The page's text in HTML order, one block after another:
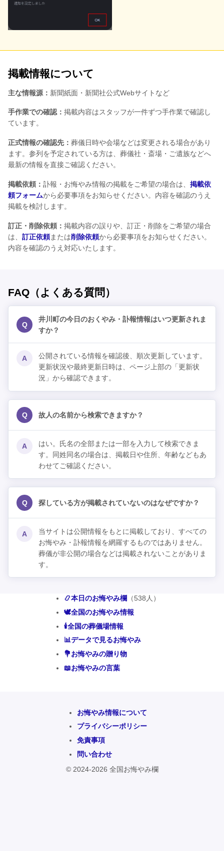
掲載情報について
主な情報源： 新聞紙面・新聞社公式Webサイトなど
手作業での確認： 掲載内容はスタッフが一件ずつ手作業で確認し
ています。
正式情報の確認先： 葬儀日時や会場などは変更される場合があり
ます。参列を予定されている方は、葬儀社・斎場・ご遺族などへ
最新の情報を直接ご確認ください。
掲載依頼： 訃報・お悔やみ情報の掲載をご希望の場合は、 掲載依
頼フォームから必要事項をお知らせください。内容を確認のうえ
掲載を検討します。
訂正・削除依頼： 掲載内容の誤りや、訂正・削除をご希望の場合
は、 訂正依頼または削除依頼から必要事項をお知らせください。
内容を確認のうえ対応いたします。
FAQ（よくある質問）
Q
井川町の今日のおくやみ・訃報情報はいつ更新されま
すか？
A
公開されている情報を確認後、順次更新しています。
更新状況や最終更新日時は、ページ上部の「更新状
況」から確認できます。
Q 故人の名前から検索できますか？
A
はい。氏名の全部または一部を入力して検索できま
す。同姓同名の場合は、掲載日や住所、年齢などもあ
わせてご確認ください。
Q 探している方が掲載されていないのはなぜですか？
A
当サイトは公開情報をもとに掲載しており、すべての
お悔やみ・訃報情報を網羅するものではありません。
葬儀が非公開の場合などは掲載されないことがありま
す。
📿本日のお悔やみ欄 （538人）
🕊️全国のお悔やみ情報
🕯️全国の葬儀場情報
📊データで見るお悔やみ
💐お悔やみの贈り物
📖お悔やみの言葉
お悔やみ情報について
プライバシーポリシー
免責事項
問い合わせ
© 2024-2026 全国お悔やみ欄